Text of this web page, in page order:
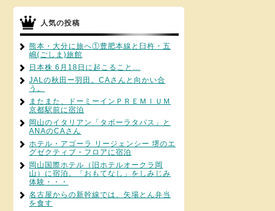
人気の投稿
熊本・大分に旅へ①豊肥本線と臼杵・五
嶋(ごしま)旅館
日本株 6月18日に起こること…
JALの秋田ー羽田。CAさんと向かい合
う。
またまた、ドーミーインＰＲＥＭＩＵＭ
京都駅前に宿泊
岡山のイタリアン「タボーラタパス」と
ANAのCAさん
ホテル・アゴーラ リージェンシー 堺のエ
グゼクティブ・フロアに宿泊
岡山国際ホテル（旧ホテルオークラ岡
山）に宿泊。「おもてなし」をしみじみ
体験・・・
名古屋からの新幹線では、矢場とん弁当
を食す